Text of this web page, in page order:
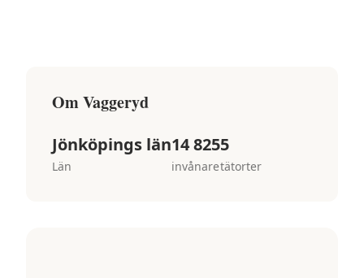
OmVaggeryd
Jönköpings län
Län
14 825
invånare
5
tätorter